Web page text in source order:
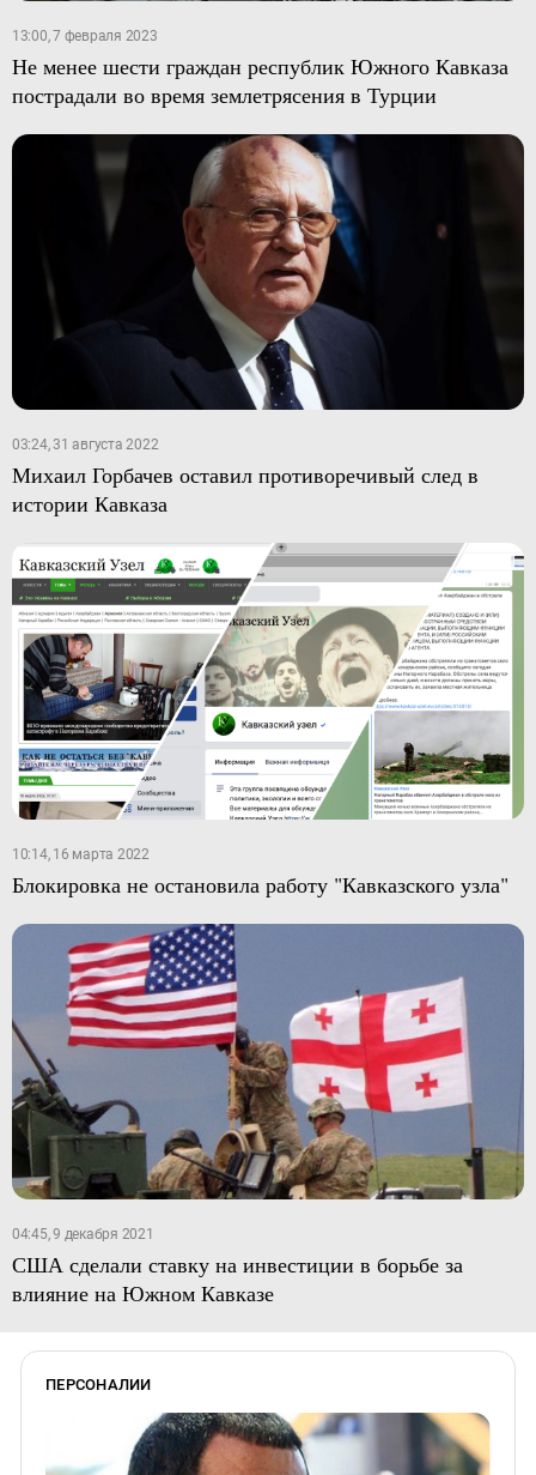
13:00, 7 февраля 2023
Не менее шести граждан республик Южного Кавказа
пострадали во время землетрясения в Турции
03:24, 31 августа 2022
Михаил Горбачев оставил противоречивый след в
истории Кавказа
10:14, 16 марта 2022
Блокировка не остановила работу "Кавказского узла"
04:45, 9 декабря 2021
США сделали ставку на инвестиции в борьбе за
влияние на Южном Кавказе
ПЕРСОНАЛИИ